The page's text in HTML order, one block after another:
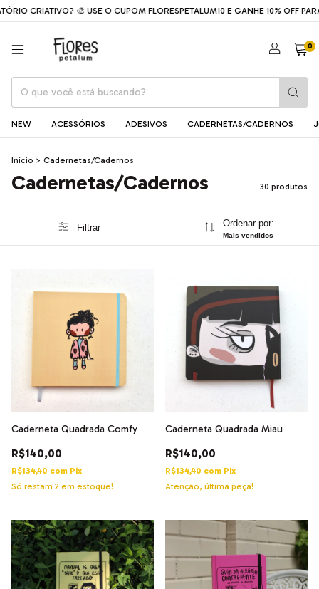
🎨 USE O CUPOM FLORESPETALUM10 E GANHE 10% OFF PARA
0
NEW ACESSÓRIOS ADESIVOS CADERNETAS/CADERNOS
Início > Cadernetas/Cadernos
Cadernetas/Cadernos 30 produtos
Filtrar Ordenar por:
Mais vendidos
Caderneta Quadrada Comfy
R$140,00
R$134,40 com Pix
Só restam 2 em estoque!
Caderneta Quadrada Miau
R$140,00
R$134,40 com Pix
Atenção, última peça!